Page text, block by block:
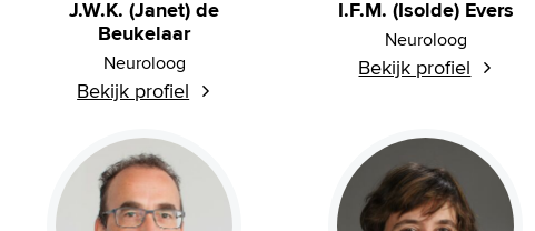
J.W.K. (Janet) de
Beukelaar
Neuroloog
Bekijk profiel
I.F.M. (Isolde) Evers
Neuroloog
Bekijk profiel